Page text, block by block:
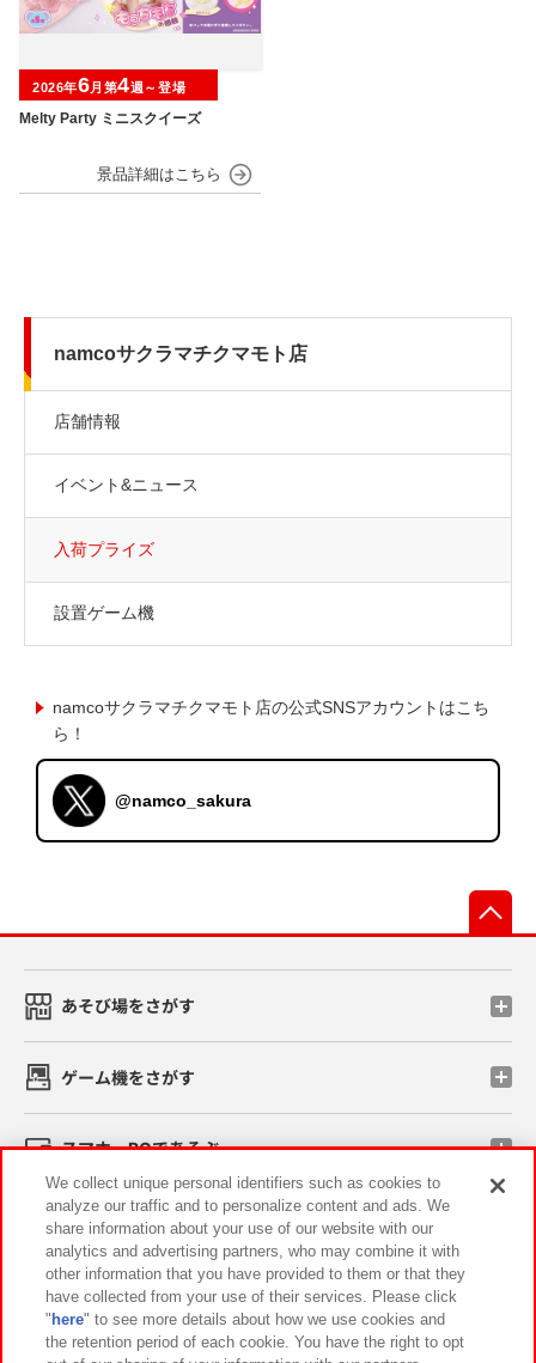
Melty Party ミニスクイーズ
2026年6月第4週～登場
namcoサクラマチクマモト店
店舗情報
イベント&ニュース
入荷プライズ
設置ゲーム機
namcoサクラマチクマモト店の公式SNSアカウントはこち
ら！
@namco_sakura
あそび場をさがす
ゲーム機をさがす
スマホ・PCであそぶ
イベント・キャンペーン
関連会社 サステナビリティ サイトポリシー
We collect unique personal identifiers such as cookies to
analyze our traffic and to personalize content and ads. We
share information about your use of our website with our
analytics and advertising partners, who may combine it with
other information that you have provided to them or that they
have collected from your use of their services. Please click
" here" to see more details about how we use cookies and
the retention period of each cookie. You have the right to opt